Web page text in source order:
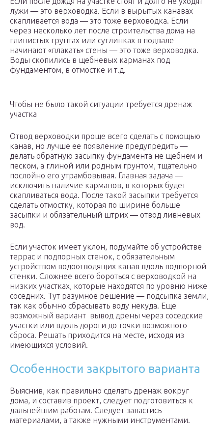
лужи — это верховодка. Если в вырытых канавах
скапливается вода — это тоже верховодка. Если
через несколько лет после строительства дома на
глинистых грунтах или суглинках в подвале
начинают «плакать» стены — это тоже верховодка.
Воды скопились в щебневых карманах под
фундаментом, в отмостке и т.д.
Чтобы не было такой ситуации требуется дренаж
участка
Отвод верховодки проще всего сделать с помощью
канав, но лучше ее появление предупредить —
делать обратную засыпку фундамента не щебнем и
песком, а глиной или родным грунтом, тщательно
послойно его утрамбовывая. Главная задача —
исключить наличие карманов, в которых будет
скапливаться вода. После такой засыпки требуется
сделать отмостку, которая по ширине больше
засыпки и обязательный штрих — отвод ливневых
вод.
Если участок имеет уклон, подумайте об устройстве
террас и подпорных стенок, с обязательным
устройством водоотводящих канав вдоль подпорной
стенки. Сложнее всего бороться с верховодкой на
низких участках, которые находятся по уровню ниже
соседних. Тут разумное решение — подсыпка земли,
так как обычно сбрасывать воду некуда. Еще
возможный вариант вывод дрены через соседские
участки или вдоль дороги до точки возможного
сброса. Решать приходится на месте, исходя из
имеющихся условий.
Особенности закрытого варианта
Выяснив, как правильно сделать дренаж вокруг
дома, и составив проект, следует подготовиться к
дальнейшим работам. Следует запастись
материалами, а также нужными инструментами.